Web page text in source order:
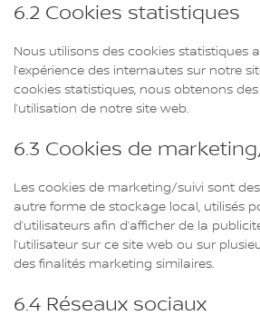
6.2 Cookies statistiques
Nous utilisons des cookies statistiques
l’expérience des internautes sur notre
cookies statistiques, nous obtenons
l’utilisation de notre site web.
6.3 Cookies de
Les cookies de marketing/suivi sont
autre forme de stockage local, utilisés
d’utilisateurs afin d’afficher de la
l’utilisateur sur ce site web ou sur
des finalités marketing similaires.
6.4 Réseaux sociaux